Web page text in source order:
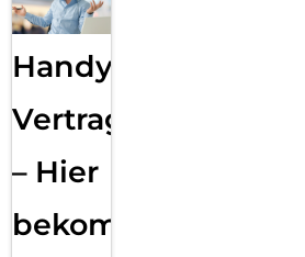
Handy
Vertragsabwicklung
– Hier
bekommst